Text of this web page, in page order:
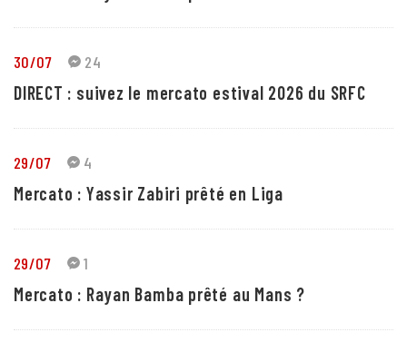
30/07 24
DIRECT : suivez le mercato estival 2026 du SRFC
29/07 4
Mercato : Yassir Zabiri prêté en Liga
29/07 1
Mercato : Rayan Bamba prêté au Mans ?